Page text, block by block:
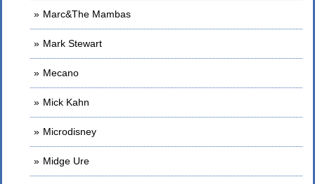
Marc&The Mambas
Mark Stewart
Mecano
Mick Kahn
Microdisney
Midge Ure